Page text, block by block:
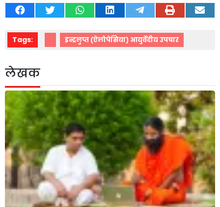
Tags: इन्द्रलुप्त (ऐलोपेसिया) आयुर्वेदीय उपचार
लेखक